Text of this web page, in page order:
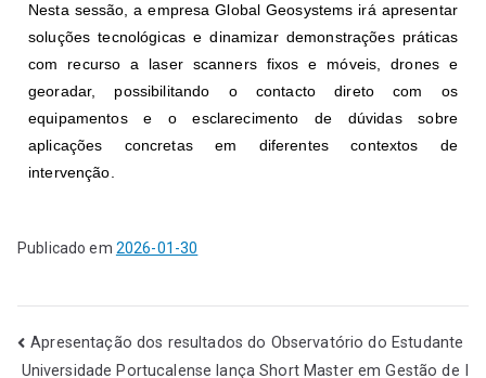
Nesta sessão, a empresa Global Geosystems irá apresentar
soluções tecnológicas e dinamizar demonstrações práticas
com recurso a laser scanners fixos e móveis, drones e
georadar, possibilitando o contacto direto com os
equipamentos e o esclarecimento de dúvidas sobre
aplicações concretas em diferentes contextos de
intervenção.
Publicado em 2026-01-30
Apresentação dos resultados do Observatório do Estudante
Universidade Portucalense lança Short Master em Gestão de I